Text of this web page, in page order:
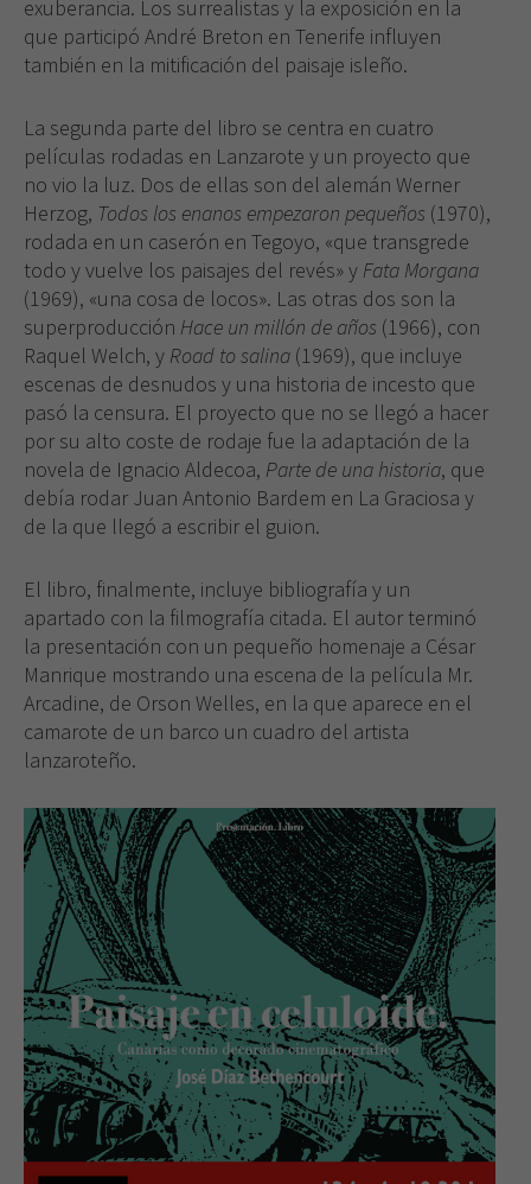
exuberancia. Los surrealistas y la exposición en la
que participó André Breton en Tenerife influyen
también en la mitificación del paisaje isleño.
La segunda parte del libro se centra en cuatro
películas rodadas en Lanzarote y un proyecto que
no vio la luz. Dos de ellas son del alemán Werner
Herzog, Todos los enanos empezaron pequeños (1970),
rodada en un caserón en Tegoyo, «que transgrede
todo y vuelve los paisajes del revés» y Fata Morgana
(1969), «una cosa de locos». Las otras dos son la
superproducción Hace un millón de años (1966), con
Raquel Welch, y Road to salina (1969), que incluye
escenas de desnudos y una historia de incesto que
pasó la censura. El proyecto que no se llegó a hacer
por su alto coste de rodaje fue la adaptación de la
novela de Ignacio Aldecoa, Parte de una historia, que
debía rodar Juan Antonio Bardem en La Graciosa y
de la que llegó a escribir el guion.
El libro, finalmente, incluye bibliografía y un
apartado con la filmografía citada. El autor terminó
la presentación con un pequeño homenaje a César
Manrique mostrando una escena de la película Mr.
Arcadine, de Orson Welles, en la que aparece en el
camarote de un barco un cuadro del artista
lanzaroteño.
cookies no
son
opcionales.
para que
funcione la
web.
Experiencia
Para que
nuestra web
funcione lo
mejor posible
durante tu
visita. Si
rechaza estas
cookies,
algunas
funcionalidades
desaparecerán